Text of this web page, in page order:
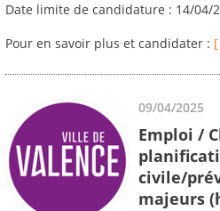
Date limite de candidature : 14/04/
Pour en savoir plus et candidater :
09/04/2025
Emploi /
civile/
majeurs